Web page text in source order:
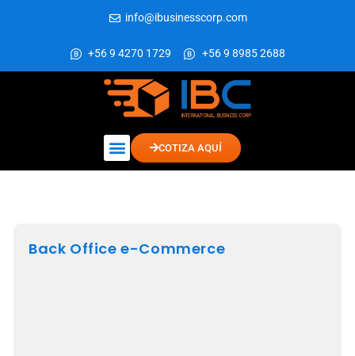
info@ibusinesscorp.com
+56 9 4270 1729 +56 9 8985 2688
COTIZA AQUÍ
Back Office e-Commerce